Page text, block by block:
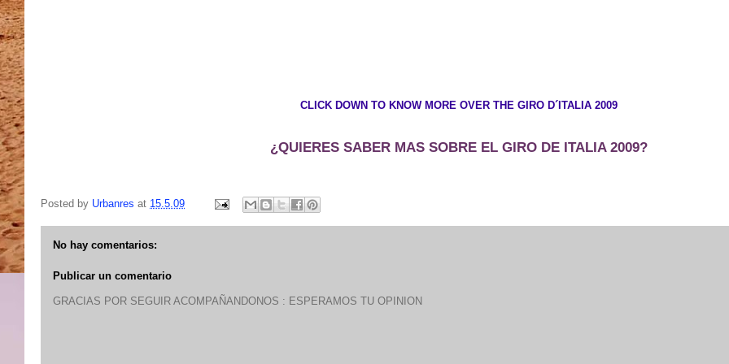
CLICK DOWN TO KNOW MORE OVER THE GIRO D´ITALIA 2009
¿QUIERES SABER MAS SOBRE EL GIRO DE ITALIA 2009?
Posted by Urbanres at 15.5.09
No hay comentarios:
Publicar un comentario
GRACIAS POR SEGUIR ACOMPAÑANDONOS : ESPERAMOS TU OPINION